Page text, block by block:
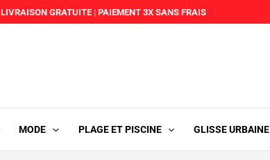
LIVRAISON GRATUITE | PAIEMENT 3X SANS FRAIS
MODE PLAGE ET PISCINE GLISSE URBAINE